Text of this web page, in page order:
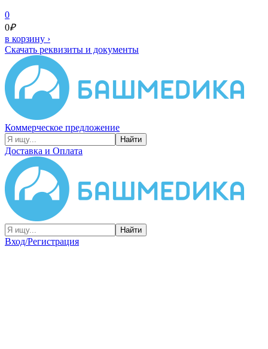
0
0₽
в корзину ›
Скачать реквизиты и документы
Коммерческое предложение
Найти
Доставка и Оплата
Найти
Вход/Регистрация